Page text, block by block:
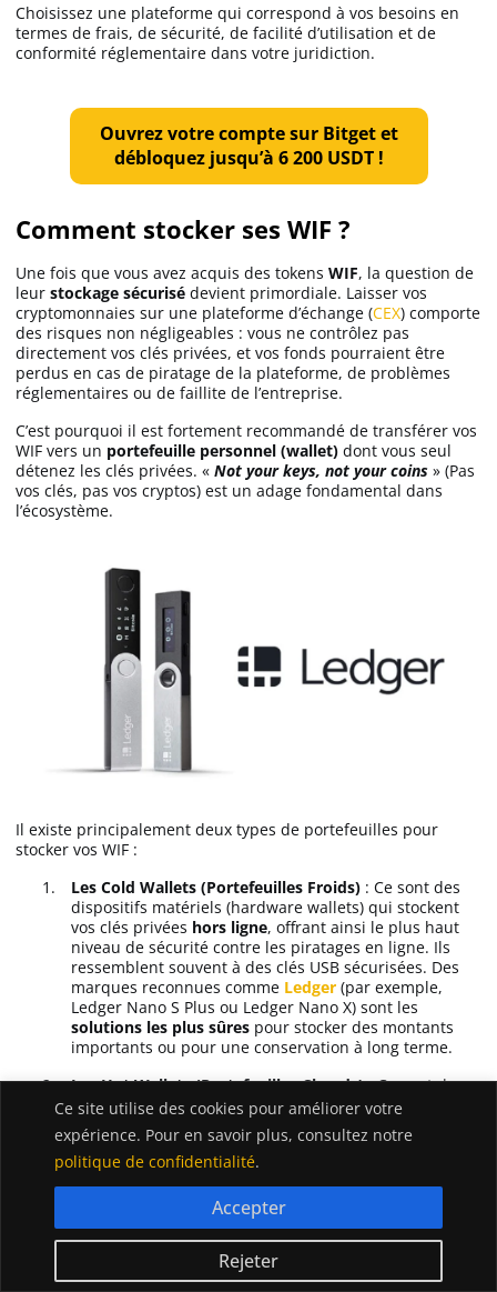
Ce site utilise des cookies pour améliorer votre
expérience. Pour en savoir plus, consultez notre
politique de confidentialité.
Rejeter
Accepter
Choisissez une plateforme qui correspond à vos besoins en
termes de frais, de sécurité, de facilité d’utilisation et de
conformité réglementaire dans votre juridiction.
Ouvrez votre compte sur Bitget et
débloquez jusqu’à 6 200 USDT !
Comment stocker ses WIF ?
Une fois que vous avez acquis des tokens WIF, la question de
leur stockage sécurisé devient primordiale. Laisser vos
cryptomonnaies sur une plateforme d’échange (CEX) comporte
des risques non négligeables : vous ne contrôlez pas
directement vos clés privées, et vos fonds pourraient être
perdus en cas de piratage de la plateforme, de problèmes
réglementaires ou de faillite de l’entreprise.
C’est pourquoi il est fortement recommandé de transférer vos
WIF vers un portefeuille personnel (wallet) dont vous seul
détenez les clés privées. « Not your keys, not your coins » (Pas
vos clés, pas vos cryptos) est un adage fondamental dans
l’écosystème.
Il existe principalement deux types de portefeuilles pour
stocker vos WIF :
Les Cold Wallets (Portefeuilles Froids) : Ce sont des
dispositifs matériels (hardware wallets) qui stockent
vos clés privées hors ligne, offrant ainsi le plus haut
niveau de sécurité contre les piratages en ligne. Ils
ressemblent souvent à des clés USB sécurisées. Des
marques reconnues comme Ledger (par exemple,
Ledger Nano S Plus ou Ledger Nano X) sont les
solutions les plus sûres pour stocker des montants
importants ou pour une conservation à long terme.
Les Hot Wallets (Portefeuilles Chauds): Ce sont des
logiciels (applications mobiles ou de bureau,
extensions de navigateur) qui stockent vos clés privées
sur un appareil connecté à Internet. Ils sont plus
pratiques pour un usage fréquent et pour interagir
avec les applications décentralisées (dApps), mais sont
intrinsèquement plus vulnérables aux malwares et au
phishing que les cold wallets. Des portefeuilles
populaires commeMetaMaskou Trust Walletpeuvent
être configurés pour gérer les tokens WIF.